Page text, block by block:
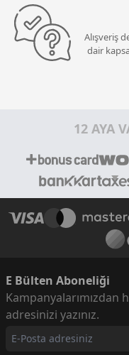
Alışveriş
dair
12 AYA
E Bülten Aboneliği
adresinizi yazınız.